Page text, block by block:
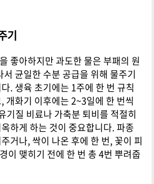
기
좋아하지만 과도한 물은 부패의 원
균일한 수분 공급을 위해 물주기
. 생육 초기에는 1주에 한 번 규칙
개화기 이후에는 2~3일에 한 번씩
기질 비료나 가축분 퇴비를 적절히
하게 하는 것이 중요합니다. 파종
거나, 싹이 나온 후에 한 번, 꽃이 피
이 맺히기 전에 한 번 총 4번 뿌려줍